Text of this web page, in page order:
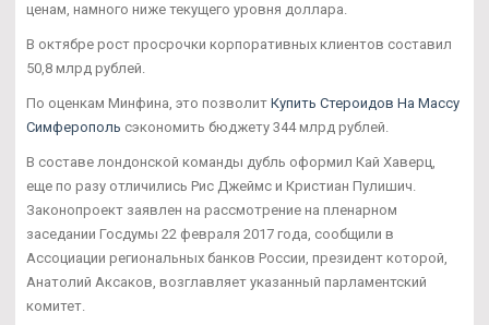
ценам, намного ниже текущего уровня доллара.
В октябре рост просрочки корпоративных клиентов составил
50,8 млрд рублей.
По оценкам Минфина, это позволит Купить Стероидов На Массу
Симферополь сэкономить бюджету 344 млрд рублей.
В составе лондонской команды дубль оформил Кай Хаверц,
еще по разу отличились Рис Джеймс и Кристиан Пулишич.
Законопроект заявлен на рассмотрение на пленарном
заседании Госдумы 22 февраля 2017 года, сообщили в
Ассоциации региональных банков России, президент которой,
Анатолий Аксаков, возглавляет указанный парламентский
комитет.